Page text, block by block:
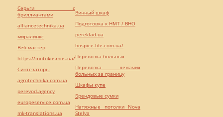
Серьги с
бриллиантами
alliancetechnika.ua
миралинкс
Веб мастер
https://motokosmos.ua/
Синтезаторы
agrotechnika.com.ua
perevod.agency
europeservice.com.ua
mk-translations.ua
Винный шкаф
Подготовка к НМТ / ВНО
pereklad.ua
hospice-life.com.ua/
Перевозка больных
Перевозка лежачих
больных за границу
Шкафы купе
Брендовые сумки
Натяжные потолки Nova
Stelya